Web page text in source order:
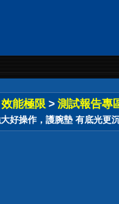
效能極限 > 測試報告專
好操作，護腕墊 有底光更沉